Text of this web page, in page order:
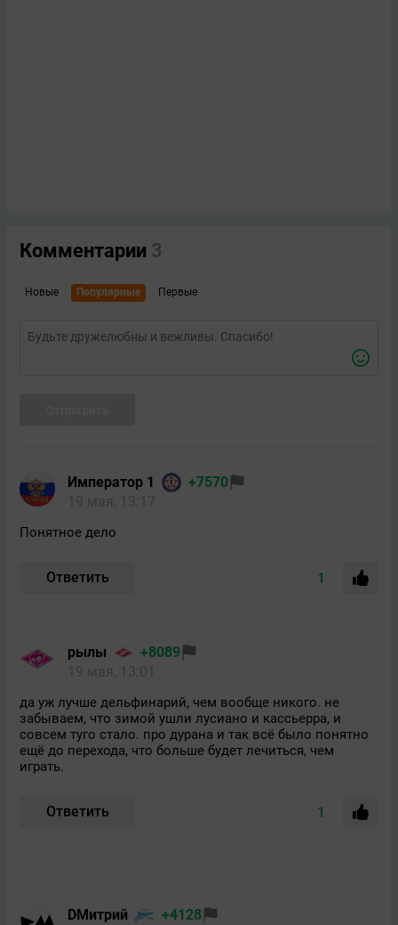
Комментарии 3
Новые Популярные Первые
Император 1
+7570
Понятное дело
Ответить 1
рылы
+8089
да уж лучше дельфинарий, чем вообще никого. не
забываем, что зимой ушли лусиано и кассьерра, и
совсем туго стало. про дурана и так всё было понятно
ещё до перехода, что больше будет лечиться, чем
играть.
Ответить 1
DMитрий
+4128